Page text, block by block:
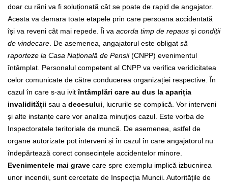
doar cu răni va fi soluționată cât se poate de rapid de angajator.
Acesta va demara toate etapele prin care persoana accidentată
își va reveni cât mai repede. Îi va acorda timp de repaus și condiții
de vindecare. De asemenea, angajatorul este obligat să
raporteze la Casa Națională de Pensii(CNPP) evenimentul
întâmplat. Personalul competent al CNPP va verifica veridicitatea
celor comunicate de către conducerea organizației respective. În
cazul în care s-au ivitîntâmplări care au dus la apariția
invalidității sau a decesului, lucrurile se complică. Vor interveni
și alte instanțe care vor analiza minuțios cazul. Este vorba de
Inspectoratele teritoriale de muncă. De asemenea, astfel de
organe autorizate pot interveni și în cazul în care angajatorul nu
îndepărtează corect consecințele accidentelor minore.
Evenimentele mai grave care spre exemplu implică izbucnirea
unor incendii, sunt cercetate de Inspecția Muncii. Autoritățile de